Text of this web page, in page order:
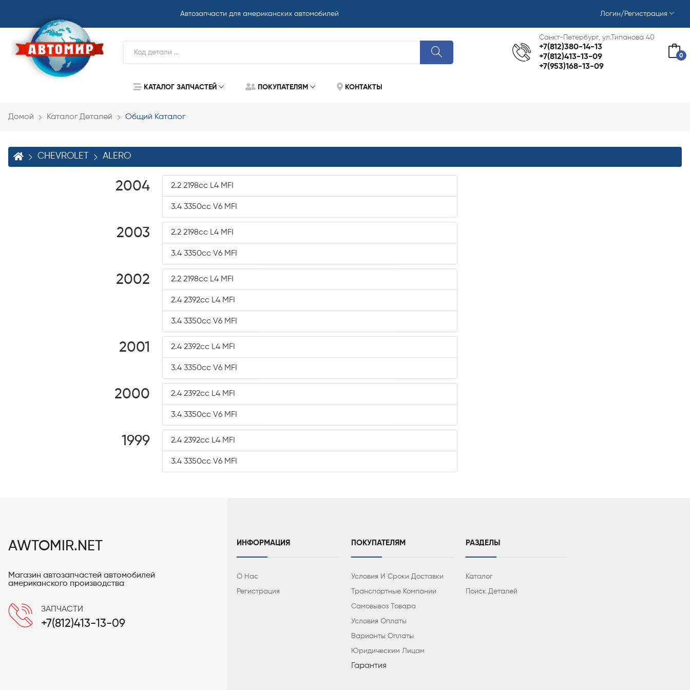
Автозапчасти для американских автомобилей Логин/Регистрация
Санкт-Петербург, ул.Типанова 40
+7(812)380-14-13
+7(812)413-13-09
+7(953)168-13-09
0
КАТАЛОГ ЗАПЧАСТЕЙ ПОКУПАТЕЛЯМ КОНТАКТЫ
Домой Каталог Деталей Общий Каталог
CHEVROLET ALERO
2004 2.2 2198cc L4 MFI
3.4 3350cc V6 MFI
2003 2.2 2198cc L4 MFI
3.4 3350cc V6 MFI
2002 2.2 2198cc L4 MFI
2.4 2392cc L4 MFI
3.4 3350cc V6 MFI
2001 2.4 2392cc L4 MFI
3.4 3350cc V6 MFI
2000 2.4 2392cc L4 MFI
3.4 3350cc V6 MFI
1999 2.4 2392cc L4 MFI
3.4 3350cc V6 MFI
AWTOMIR.NET
Магазин автозапчастей автомобилей
американского производства
ЗАПЧАСТИ
+7(812)413-13-09
ИНФОРМАЦИЯ
О Нас
Регистрация
ПОКУПАТЕЛЯМ
Условия И Сроки Доставки
Транспортные Компании
Самовывоз Товара
Условия Оплаты
Варианты Оплаты
Юридическим Лицам
Гарантия
РАЗДЕЛЫ
Каталог
Поиск Деталей